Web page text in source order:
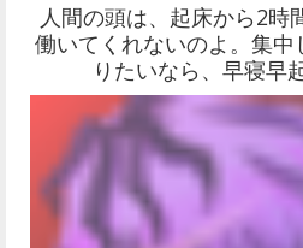
人間の頭は、起床から2時
働いてくれないのよ。集
りたいなら、早寝早